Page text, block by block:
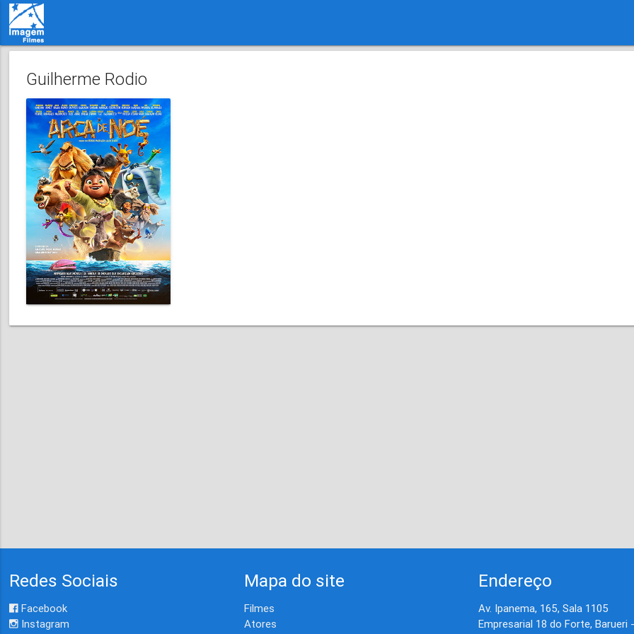
Guilherme Rodio
Redes Sociais
Facebook
Instagram
Mapa do site
Filmes
Atores
Endereço
Av. Ipanema, 165, Sala 1105
Empresarial 18 do Forte, Barueri